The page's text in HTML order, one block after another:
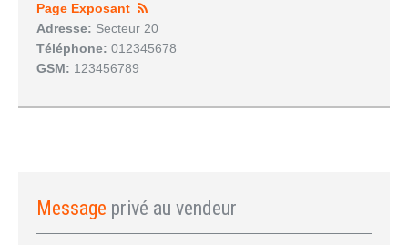
Page Exposant
Adresse: Secteur 20
Téléphone: 012345678
GSM: 123456789
Message privé au vendeur